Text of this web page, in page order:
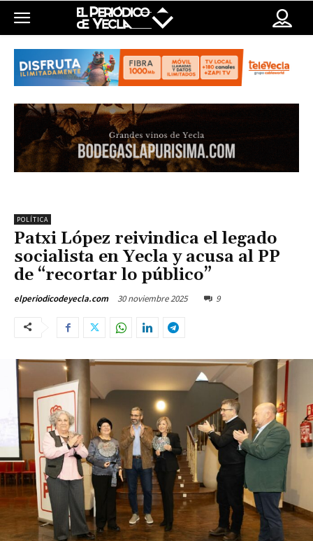
POLÍTICA
Patxi López reivindica el legado
socialista en Yecla y acusa al PP
de “recortar lo público”
elperiodicodeyecla.com 30 noviembre 2025 9